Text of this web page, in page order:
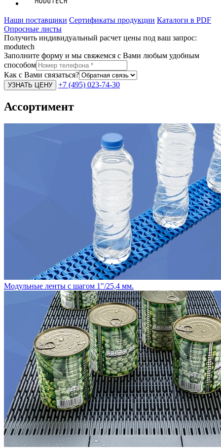
Наши поставщики Сертификаты продукции Каталоги в PDF
Опросные листы
Получить индивидуальный расчет цены под ваш запрос:
modutech
Заполните форму и мы свяжемся с Вами любым удобным
способом
Как с Вами связаться?
+7 (495) 023-74-30
Ассортимент
Модульные ленты с шагом 1"/25,4 мм.